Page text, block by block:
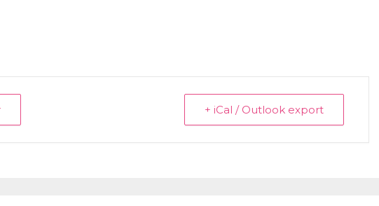
+ iCal / Outlook export